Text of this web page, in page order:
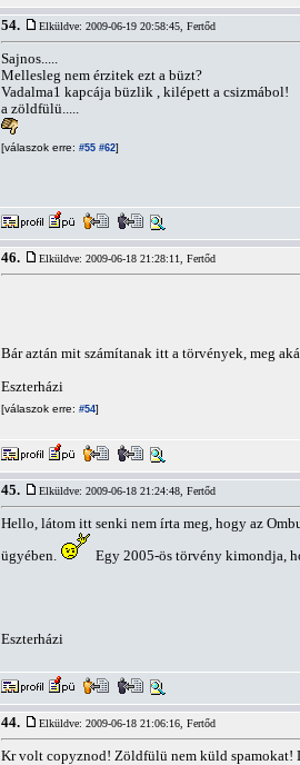
54. Elküldve: 2009-06-19 20:58:45, Fertőd
Sajnos.....
Mellesleg nem érzitek ezt a büzt?
Vadalma1 kapcája büzlik , kilépett a csizmábol!
a zöldfülü.....
[válaszok erre: #55 #62]
46. Elküldve: 2009-06-18 21:28:11, Fertőd
Bár aztán mit számítanak itt a törvények, meg
Eszterházi
[válaszok erre: #54]
45. Elküldve: 2009-06-18 21:24:48, Fertőd
Hello, látom itt senki nem írta meg, hogy az
ügyében. Egy 2005-ös törvény kimondja,
Eszterházi
44. Elküldve: 2009-06-18 21:06:16, Fertőd
Kr volt copyznod! Zöldfülü nem küld spamokat!